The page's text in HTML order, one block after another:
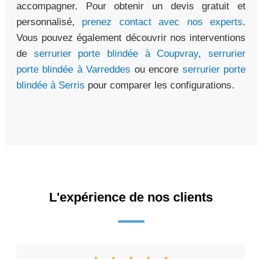
accompagner. Pour obtenir un devis gratuit et
personnalisé, prenez contact avec nos experts.
Vous pouvez également découvrir nos interventions
de serrurier porte blindée à Coupvray,serrurier
porte blindée à Varreddes ou encore serrurier porte
blindée à Serris pour comparer les configurations.
L'expérience de nos clients